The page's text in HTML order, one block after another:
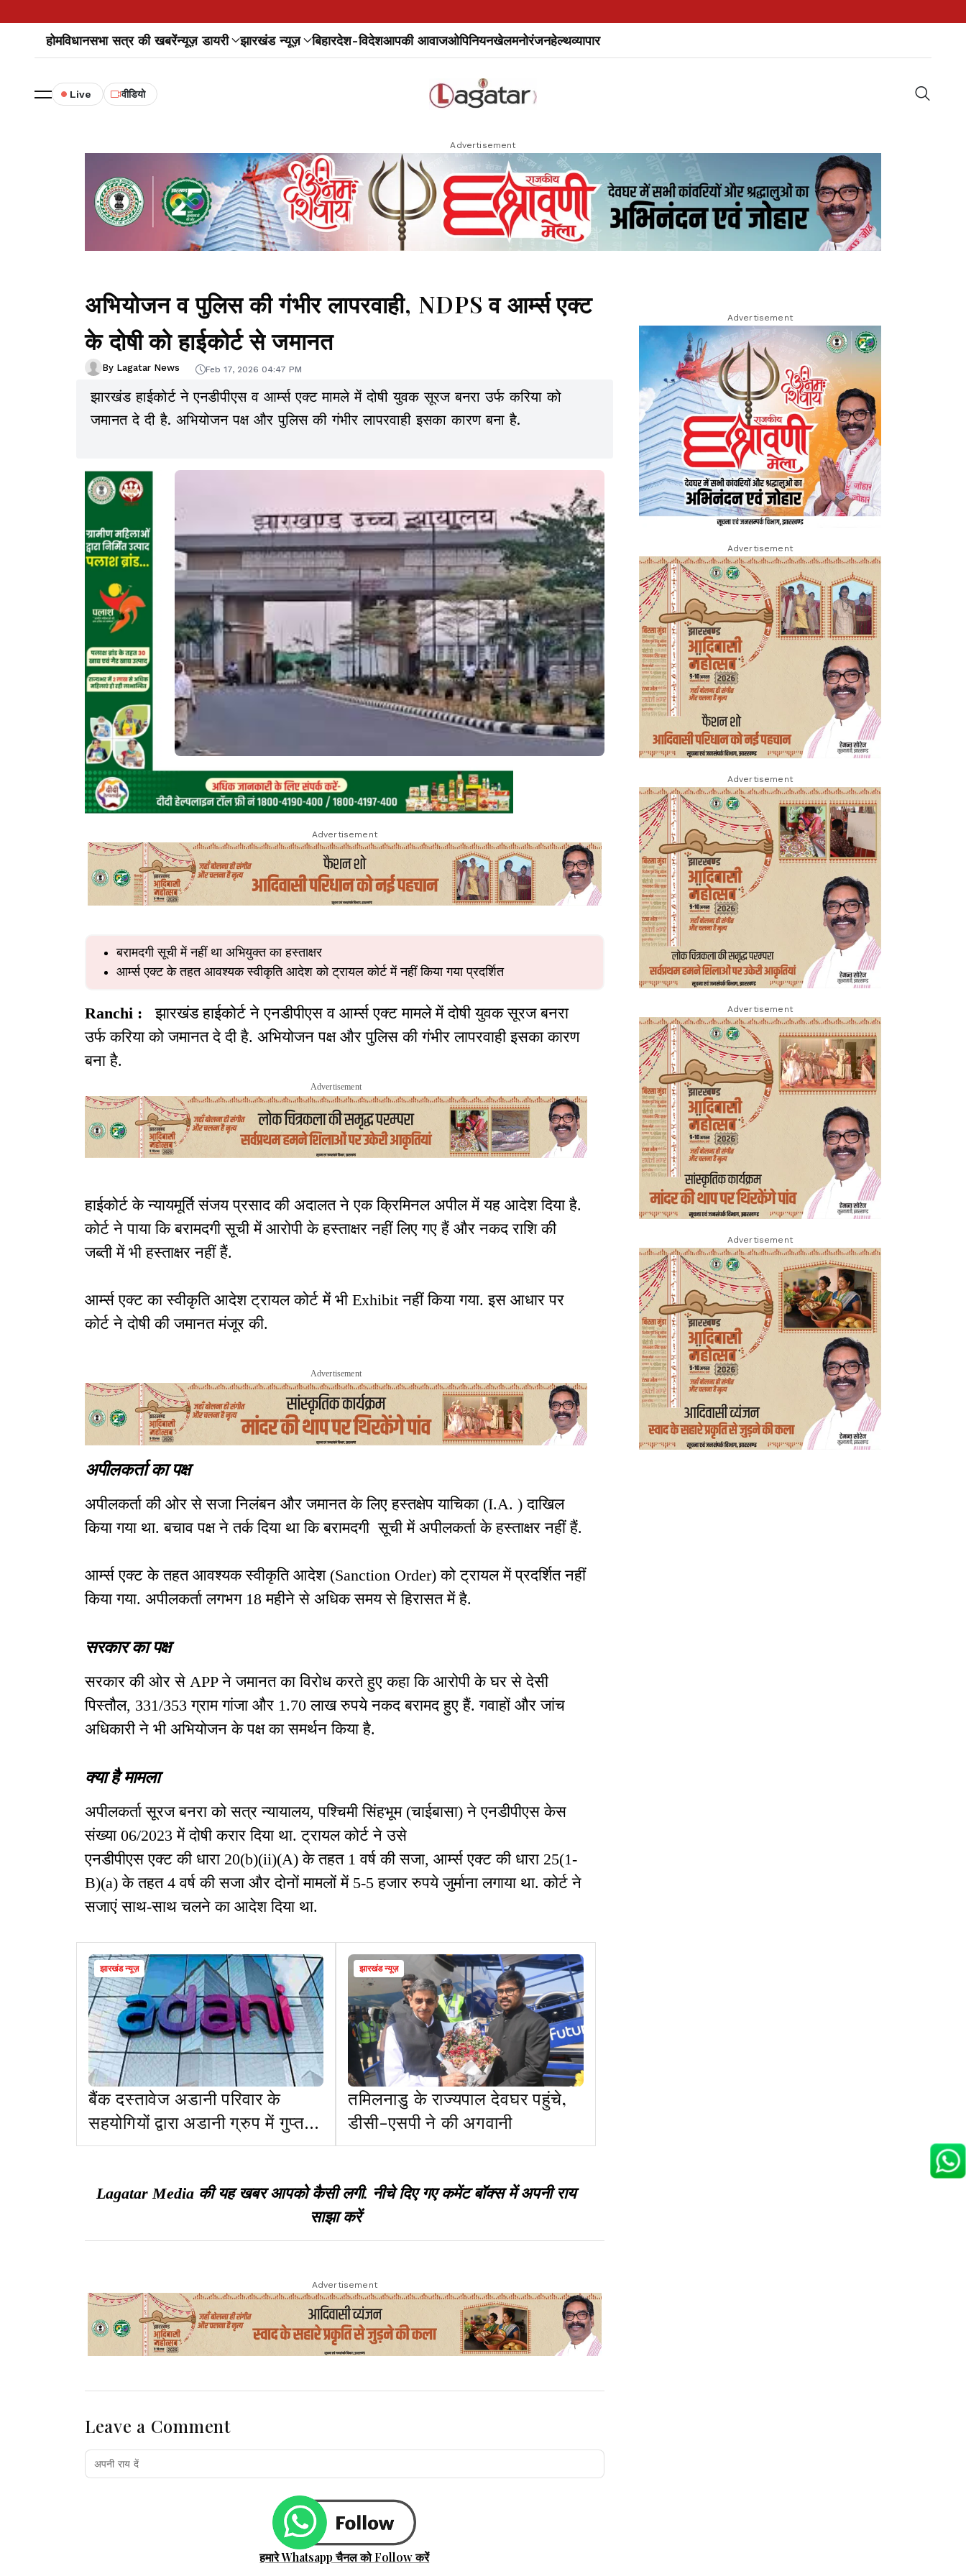
होमविधानसभा सत्र की खबरेंन्यूज़ डायरी झारखंड न्यूज़ बिहारदेश-विदेशआपकी आवाजओपिनियनखेलमनोरंजनहेल्थव्यापार
Live वीडियो
Advertisement
अभियोजन व पुलिस की गंभीर लापरवाही, NDPS व आर्म्स एक्ट
के दोषी को हाईकोर्ट से जमानत
By Lagatar News Feb 17, 2026 04:47 PM
झारखंड हाईकोर्ट ने एनडीपीएस व आर्म्स एक्ट मामले में दोषी युवक सूरज बनरा उर्फ करिया को
जमानत दे दी है. अभियोजन पक्ष और पुलिस की गंभीर लापरवाही इसका कारण बना है.
Advertisement
बरामदगी सूची में नहीं था अभियुक्त का हस्ताक्षर
आर्म्स एक्ट के तहत आवश्यक स्वीकृति आदेश को ट्रायल कोर्ट में नहीं किया गया प्रदर्शित
Ranchi :
झारखंड हाईकोर्ट ने एनडीपीएस व आर्म्स एक्ट मामले में दोषी युवक सूरज बनरा
उर्फ करिया को जमानत दे दी है. अभियोजन पक्ष और पुलिस की गंभीर लापरवाही इसका कारण
बना है.
Advertisement
हाईकोर्ट के न्यायमूर्ति संजय प्रसाद की अदालत ने एक क्रिमिनल अपील में यह आदेश दिया है.
कोर्ट ने पाया कि बरामदगी सूची में आरोपी के हस्ताक्षर नहीं लिए गए हैं और नकद राशि की
जब्ती में भी हस्ताक्षर नहीं हैं.
आर्म्स एक्ट का स्वीकृति आदेश ट्रायल कोर्ट में भी Exhibit नहीं किया गया. इस आधार पर
कोर्ट ने दोषी की जमानत मंजूर की.
Advertisement
अपीलकर्ता का पक्ष
अपीलकर्ता की ओर से सजा निलंबन और जमानत के लिए हस्तक्षेप याचिका (I.A. ) दाखिल
किया गया था. बचाव पक्ष ने तर्क दिया था कि बरामदगी सूची में अपीलकर्ता के हस्ताक्षर नहीं हैं.
आर्म्स एक्ट के तहत आवश्यक स्वीकृति आदेश (Sanction Order) को ट्रायल में प्रदर्शित नहीं
किया गया. अपीलकर्ता लगभग 18 महीने से अधिक समय से हिरासत में है.
सरकार का पक्ष
सरकार की ओर से APP ने जमानत का विरोध करते हुए कहा कि आरोपी के घर से देसी
पिस्तौल, 331/353 ग्राम गांजा और 1.70 लाख रुपये नकद बरामद हुए हैं. गवाहों और जांच
अधिकारी ने भी अभियोजन के पक्ष का समर्थन किया है.
क्या है मामला
अपीलकर्ता सूरज बनरा को सत्र न्यायालय, पश्चिमी सिंहभूम (चाईबासा) ने एनडीपीएस केस
संख्या 06/2023 में दोषी करार दिया था. ट्रायल कोर्ट ने उसे
एनडीपीएस एक्ट की धारा 20(b)(ii)(A) के तहत 1 वर्ष की सजा, आर्म्स एक्ट की धारा 25(1-
B)(a) के तहत 4 वर्ष की सजा और दोनों मामलों में 5-5 हजार रुपये जुर्माना लगाया था. कोर्ट ने
सजाएं साथ-साथ चलने का आदेश दिया था.
झारखंड न्यूज़
बैंक दस्तावेज अडानी परिवार के
सहयोगियों द्वारा अडानी ग्रुप में गुप्त
निवेशों के पैमाने को उजागर करते हैं
झारखंड न्यूज़
तमिलनाडु के राज्यपाल देवघर पहुंचे,
डीसी-एसपी ने की अगवानी
Lagatar Media की यह खबर आपको कैसी लगी. नीचे दिए गए कमेंट बॉक्स में अपनी राय
साझा करें
Advertisement
Leave a Comment
हमारे Whatsapp चैनल को Follow करें
Advertisement
Advertisement
Advertisement
Advertisement
Advertisement